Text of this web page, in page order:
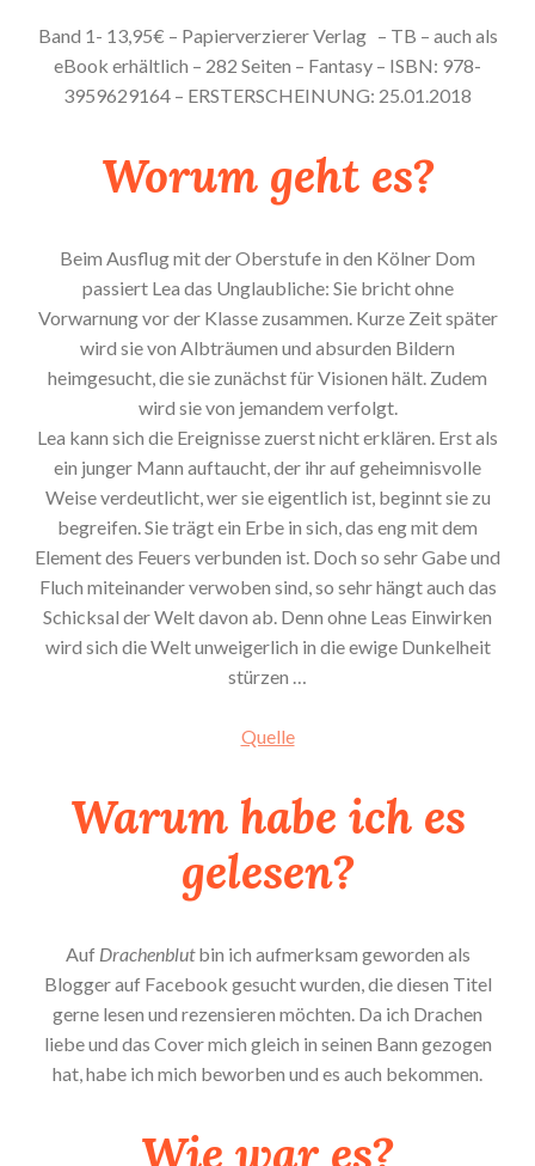
Band 1- 13,95€ – Papierverzierer Verlag – TB – auch als
eBook erhältlich – 282 Seiten – Fantasy – ISBN: 978-
3959629164 – ERSTERSCHEINUNG: 25.01.2018
Worum geht es?
Beim Ausflug mit der Oberstufe in den Kölner Dom
passiert Lea das Unglaubliche: Sie bricht ohne
Vorwarnung vor der Klasse zusammen. Kurze Zeit später
wird sie von Albträumen und absurden Bildern
heimgesucht, die sie zunächst für Visionen hält. Zudem
wird sie von jemandem verfolgt.
Lea kann sich die Ereignisse zuerst nicht erklären. Erst als
ein junger Mann auftaucht, der ihr auf geheimnisvolle
Weise verdeutlicht, wer sie eigentlich ist, beginnt sie zu
begreifen. Sie trägt ein Erbe in sich, das eng mit dem
Element des Feuers verbunden ist. Doch so sehr Gabe und
Fluch miteinander verwoben sind, so sehr hängt auch das
Schicksal der Welt davon ab. Denn ohne Leas Einwirken
wird sich die Welt unweigerlich in die ewige Dunkelheit
stürzen …
Quelle
Warum habe ich es
gelesen?
Auf Drachenblutbin ich aufmerksam geworden als
Blogger auf Facebook gesucht wurden, die diesen Titel
gerne lesen und rezensieren möchten. Da ich Drachen
liebe und das Cover mich gleich in seinen Bann gezogen
hat, habe ich mich beworben und es auch bekommen.
Wie war es?